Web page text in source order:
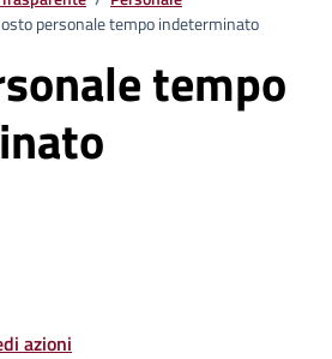
personale tempo indeterminato
tempo
azioni